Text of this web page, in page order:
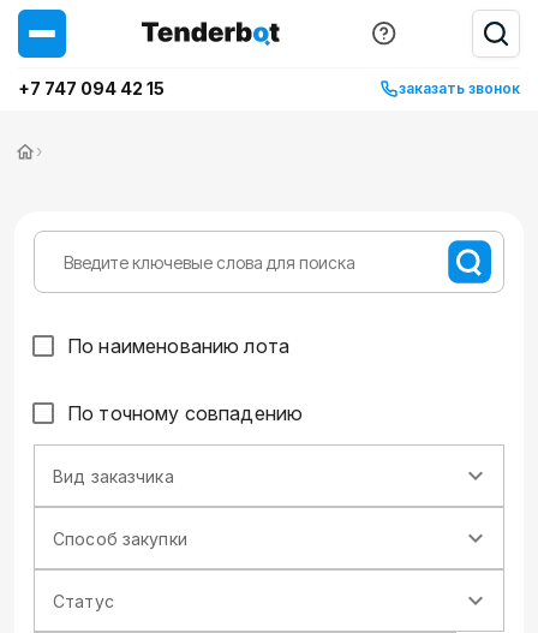
+7 747 094 42 15 заказать звонок
›
По наименованию лота
По точному совпадению
Вид заказчика
Способ закупки
Статус